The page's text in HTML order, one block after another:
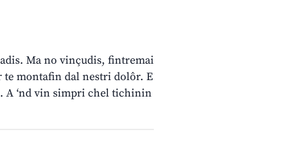
Ma no vinçudis, fintremai
montafin dal nestri dolôr. E
A ‘nd vin simpri chel tichinin